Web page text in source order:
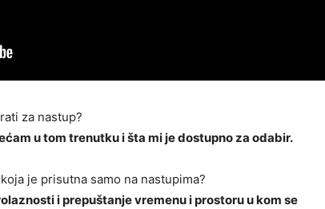
za nastup?
u tom trenutku i šta mi je dostupno za odabir.
je prisutna samo na nastupima?
i prepuštanje vremenu i prostoru u kom se